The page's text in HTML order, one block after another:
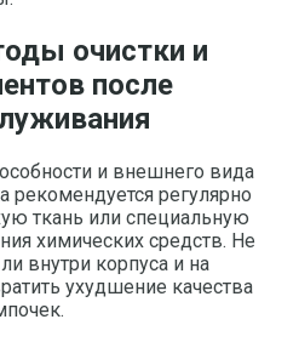
очистки и
после
и внешнего вида
рекомендуется регулярно
ткань или специальную
химических средств. Не
внутри корпуса и на
ухудшение качества